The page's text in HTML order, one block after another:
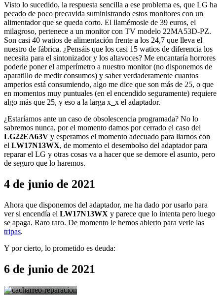
Visto lo sucedido, la respuesta sencilla a ese problema es, que LG ha
pecado de poco precavida suministrando estos monitores con un
alimentador que se queda corto. El llamémosle de 39 euros, el
milagroso, pertenece a un monitor con TV modelo 22MA53D-PZ.
Son casi 40 watios de alimentación frente a los 24,7 que lleva el
nuestro de fábrica. ¿Pensáis que los casi 15 watios de diferencia los
necesita para el sintonizador y los altavoces? Me encantaría horrores
poderle poner el amperímetro a nuestro monitor (no disponemos de
aparatillo de medir consumos) y saber verdaderamente cuantos
amperios está consumiendo, algo me dice que son más de 25, o que
en momentos muy puntuales (en el encendido seguramente) requiere
algo más que 25, y eso a la larga x_x el adaptador.
¿Estaríamos ante un caso de obsolescencia programada? No lo
sabremos nunca, por el momento damos por cerrado el caso del
LG22EA63V y esperamos el momento adecuado para liarnos con
el LW17N13WX, de momento el desembolso del adaptador para
reparar el LG y otras cosas va a hacer que se demore el asunto, pero
de seguro que lo haremos.
4 de junio de 2021
Ahora que disponemos del adaptador, me ha dado por usarlo para
ver si encendía el LW17N13WX y parece que lo intenta pero luego
se apaga. Raro raro. De momento le hemos abierto para verle las
tripas.
Y por cierto, lo prometido es deuda:
6 de junio de 2021